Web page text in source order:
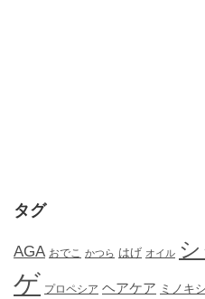
タグ
AGA おでこ かつら はげ オイル
ゲ プロペシア ヘアケア ミノキ